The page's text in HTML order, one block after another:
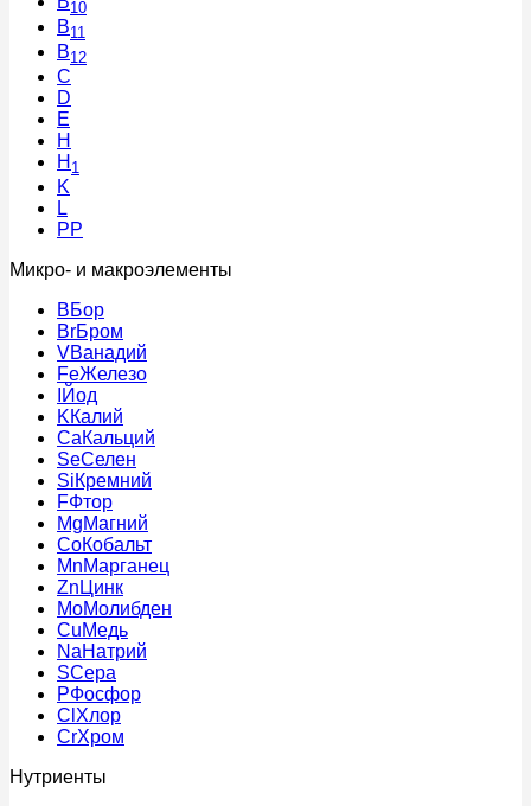
10
B11
B12
C
D
E
H
H 1
K
L
PP
Микро- и макроэлементы
BБор
BrБром
VВанадий
FeЖелезо
Йод
KКалий
CaКальций
SeСелен
SiКремний
FФтор
MgМагний
CoКобальт
MnМарганец
Zn Цинк
MoМолибден
CuМедь
NaНатрий
SСера
PФосфор
Cl Хлор
CrХром
Нутриенты